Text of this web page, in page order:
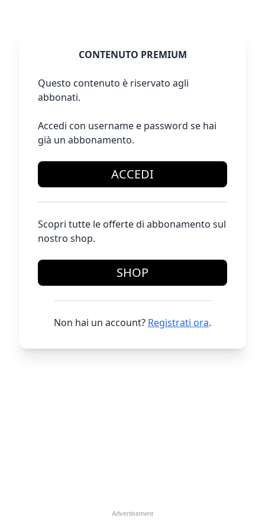
CONTENUTO PREMIUM
Questo contenuto è riservato agli
abbonati.
Accedi con username e password se hai
già un abbonamento.
ACCEDI
Scopri tutte le offerte di abbonamento sul
nostro shop.
SHOP
Non hai un account? Registrati ora.